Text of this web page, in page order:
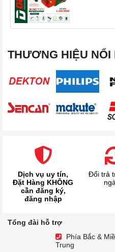
THƯƠNG HIỆU NỔI
Dịch vụ uy tín,
Đặt Hàng KHÔNG
cần đăng ký,
đăng nhập
Đổi trả
Tổng đài hỗ trợ
Phía Bắc &
Trung